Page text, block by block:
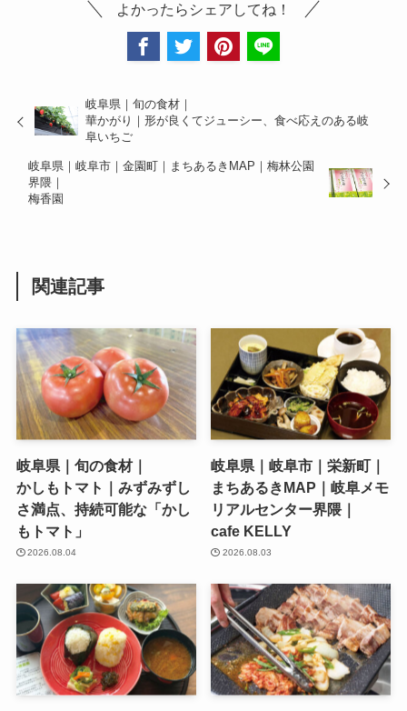
よかったらシェアしてね！
岐阜県｜旬の食材｜
華かがり｜形が良くてジューシー、食べ応えのある岐
阜いちご
岐阜県｜岐阜市｜金園町｜まちあるきMAP｜梅林公園
界隈｜
梅香園
関連記事
岐阜県｜旬の食材｜
かしもトマト｜みずみずし
さ満点、持続可能な「かし
もトマト」
2026.08.04
岐阜県｜岐阜市｜栄新町｜
まちあるきMAP｜岐阜メモ
リアルセンター界隈｜
cafe KELLY
2026.08.03